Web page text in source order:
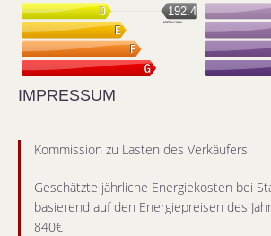
192.4
kWh/m².Jahr
IMPRESSUM
Kommission zu Lasten des Verkäufers
Geschätzte jährliche Energiekosten bei
basierend auf den Energiepreisen des
840€